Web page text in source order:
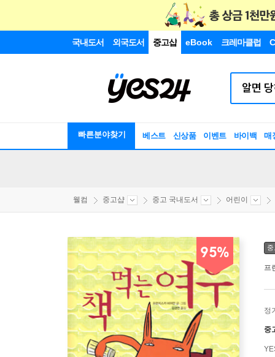
국내도서 외국도서 중고샵 eBook 크레마클럽
빠른분야찾기 베스트 신상품 이벤트 바이백 매
웰컴 중고샵 중고 국내도서 어린이
95%
프
정
중